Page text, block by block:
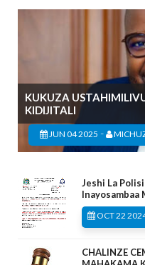
KUKUZA
KIDIJITALI
JUN 04 2025 -
Jeshi La
Inayosambaa
OCT 22
CHALINZE